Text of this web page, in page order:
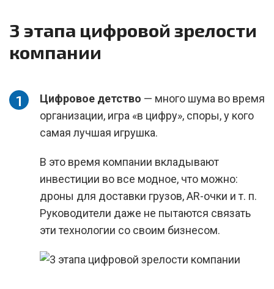
3 этапа цифровой зрелости
компании
Цифровое детство — много шума во время
организации, игра «в цифру», споры, у кого
самая лучшая игрушка.
В это время компании вкладывают
инвестиции во все модное, что можно:
дроны для доставки грузов, AR-очки и т. п.
Руководители даже не пытаются связать
эти технологии со своим бизнесом.